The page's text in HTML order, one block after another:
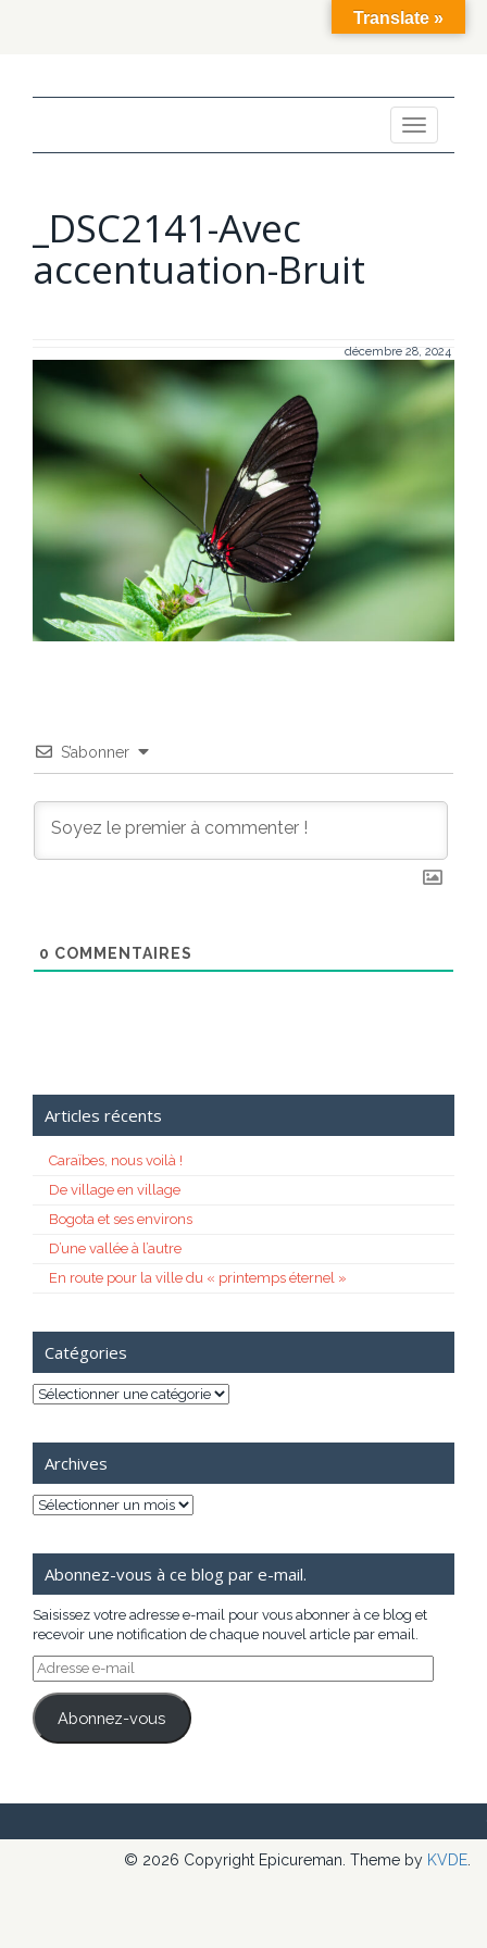
Toggle
navigation
_DSC2141-Avec
accentuation-Bruit
décembre 28, 2024
S’abonner
0 COMMENTAIRES
Articles récents
Caraïbes, nous voilà !
De village en village
Bogota et ses environs
D’une vallée à l’autre
En route pour la ville du « printemps éternel »
Catégories
Catégories
Archives
Archives
Abonnez-vous à ce blog par e-mail.
Saisissez votre adresse e-mail pour vous abonner à ce blog et
recevoir une notification de chaque nouvel article par email.
Adresse
e-
mail
Abonnez-vous
© 2026 Copyright Epicureman. Theme by KVDE.
Translate »